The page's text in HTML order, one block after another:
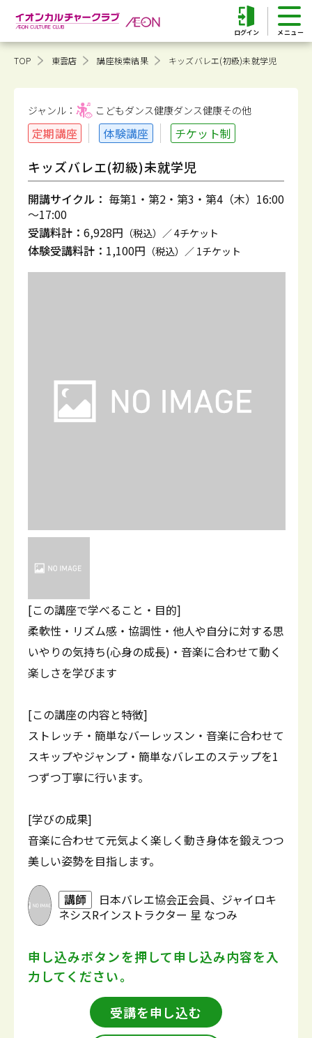
ログイン
TOP 東雲店 講座検索結果 キッズバレエ(初級)未就学児
ジャンル： こどもダンス健康ダンス健康その他
定期講座 体験講座 チケット制
キッズバレエ(初級)未就学児
開講サイクル： 毎第1・第2・第3・第4（木）16:00
～17:00
受講料計： 6,928円 （税込）／ 4チケット
体験受講料計： 1,100円 （税込）／ 1チケット
[この講座で学べること・目的]
柔軟性・リズム感・協調性・他人や自分に対する思
いやりの気持ち(心身の成長)・音楽に合わせて動く
楽しさを学びます
[この講座の内容と特徴]
ストレッチ・簡単なバーレッスン・音楽に合わせて
スキップやジャンプ・簡単なバレエのステップを1
つずつ丁寧に行います。
[学びの成果]
音楽に合わせて元気よく楽しく動き身体を鍛えつつ
美しい姿勢を目指します。
講師
日本バレエ協会正会員、ジャイロキ
ネシスRインストラクター 星 なつみ
申し込みボタンを押して申し込み内容を入
力してください。
受講を申し込む